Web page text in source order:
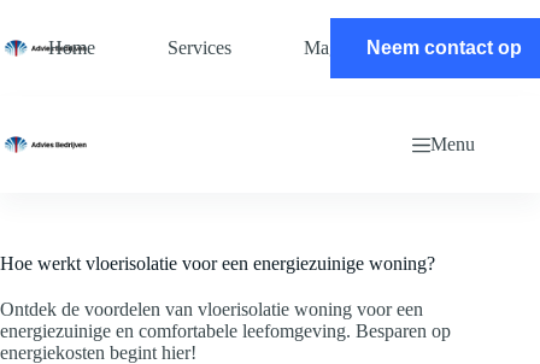
de
Home Services Magazine Contact
Neem contact op
Menu
Hoe werkt vloerisolatie voor een energiezuinige woning?
Ontdek de voordelen van vloerisolatie woning voor een
energiezuinige en comfortabele leefomgeving. Besparen op
energiekosten begint hier!